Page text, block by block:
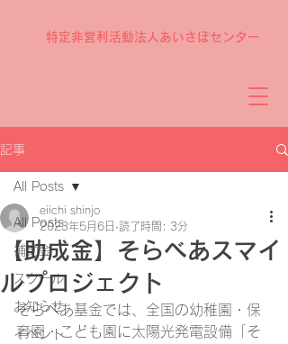
特定非営利活動法人あいさぽセンター
記事
All Posts
補助金
スクール
お知らせ
イベント
All Posts
【助成金】そらべあスマイ
ルプロジェクト
eiichi shinjo
2023年5月6日 読了時間: 3分
そらべあ基金では、全国の幼稚園・保
育園・こども園に太陽光発電設備「そ